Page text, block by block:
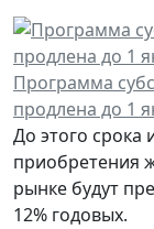
Программа
продлена до 1
До этого срока
приобретения
рынке будут
12% годовых.